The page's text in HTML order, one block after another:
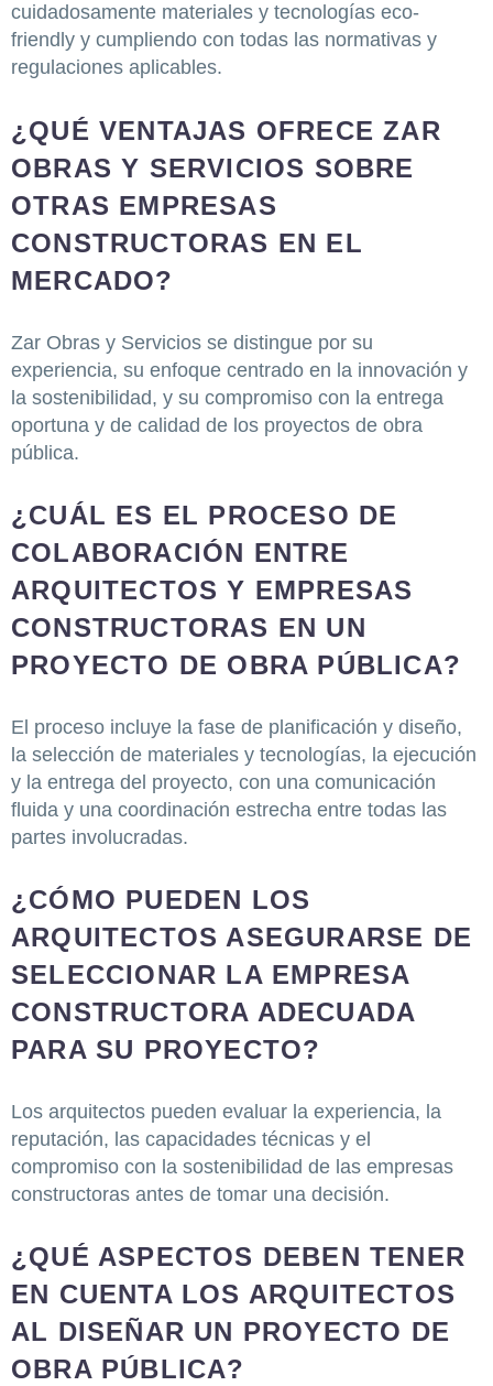
cuidadosamente materiales y tecnologías eco-
friendly y cumpliendo con todas las normativas y
regulaciones aplicables.
¿QUÉ VENTAJAS OFRECE ZAR
OBRAS Y SERVICIOS SOBRE
OTRAS EMPRESAS
CONSTRUCTORAS EN EL
MERCADO?
Zar Obras y Servicios se distingue por su
experiencia, su enfoque centrado en la innovación y
la sostenibilidad, y su compromiso con la entrega
oportuna y de calidad de los proyectos de obra
pública.
¿CUÁL ES EL PROCESO DE
COLABORACIÓN ENTRE
ARQUITECTOS Y EMPRESAS
CONSTRUCTORAS EN UN
PROYECTO DE OBRA PÚBLICA?
El proceso incluye la fase de planificación y diseño,
la selección de materiales y tecnologías, la ejecución
y la entrega del proyecto, con una comunicación
fluida y una coordinación estrecha entre todas las
partes involucradas.
¿CÓMO PUEDEN LOS
ARQUITECTOS ASEGURARSE DE
SELECCIONAR LA EMPRESA
CONSTRUCTORA ADECUADA
PARA SU PROYECTO?
Los arquitectos pueden evaluar la experiencia, la
reputación, las capacidades técnicas y el
compromiso con la sostenibilidad de las empresas
constructoras antes de tomar una decisión.
¿QUÉ ASPECTOS DEBEN TENER
EN CUENTA LOS ARQUITECTOS
AL DISEÑAR UN PROYECTO DE
OBRA PÚBLICA?